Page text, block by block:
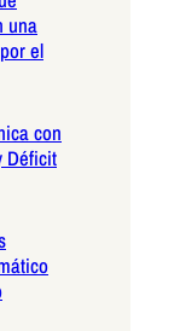
una
el
con
Déficit